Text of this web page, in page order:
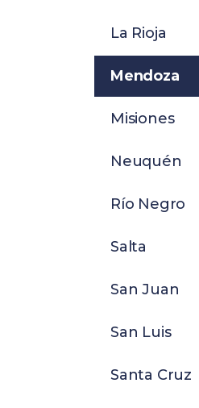
La Rioja
Mendoza
Misiones
Neuquén
Río Negro
Salta
San Juan
San Luis
Santa Cruz